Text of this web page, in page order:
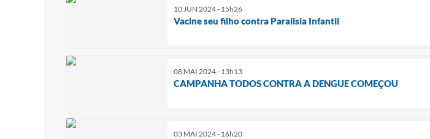
10 JUN 2024 - 15h26
Vacine seu filho contra Paralisia Infantil
08 MAI 2024 - 13h13
CAMPANHA TODOS CONTRA A DENGUE COMEÇOU
03 MAI 2024 - 16h20